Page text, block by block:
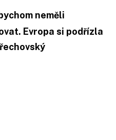
neměli
Evropa si podřízla